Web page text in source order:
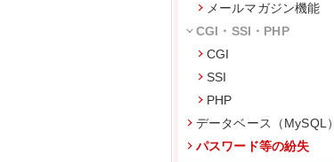
メールマガジン機能
CGI・SSI・PHP
CGI
SSI
PHP
データベース（MySQL）
パスワード等の紛失